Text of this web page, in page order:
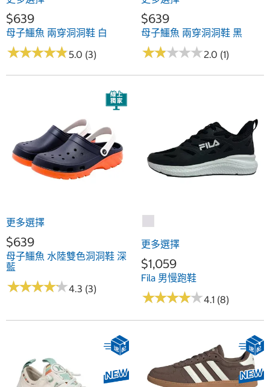
$639
母子鱷魚 兩穿洞洞鞋 白
★★★★★
★★★★★5.0 (3)
$639
母子鱷魚 兩穿洞洞鞋 黑
★★★★★
★★★★★2.0 (1)
更多選擇
$639
母子鱷魚 水陸雙色洞洞鞋 深
藍
★★★★★
★★★★★4.3 (3)
更多選擇
$1,059
Fila 男慢跑鞋
★★★★★
★★★★★4.1 (8)